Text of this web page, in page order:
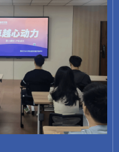
2024-05-31 11:21:16
工程师学院党委副书